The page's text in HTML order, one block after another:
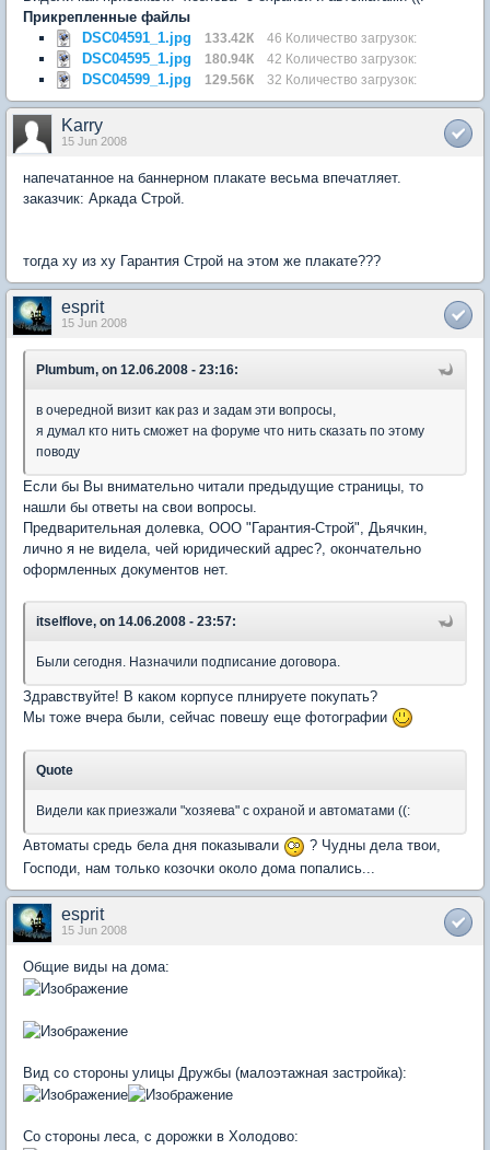
Прикрепленные файлы
DSC04591_1.jpg
133.42К 46 Количество загрузок:
DSC04595_1.jpg 180.94К 42 Количество загрузок:
DSC04599_1.jpg 129.56К 32 Количество загрузок:
Karry
15 Jun 2008
напечатанное на баннерном плакате весьма впечатляет.
заказчик: Аркада Строй.
тогда ху из ху Гарантия Строй на этом же плакате???
esprit
15 Jun 2008
Plumbum, on 12.06.2008 - 23:16:
в очередной визит как раз и задам эти вопросы,
я думал кто нить сможет на форуме что нить сказать по этому
поводу
Если бы Вы внимательно читали предыдущие страницы, то
нашли бы ответы на свои вопросы.
Предварительная долевка, ООО "Гарантия-Строй", Дьячкин,
лично я не видела, чей юридический адрес?, окончательно
оформленных документов нет.
itselflove, on 14.06.2008 - 23:57:
Были сегодня. Назначили подписание договора.
Здравствуйте! В каком корпусе плнируете покупать?
Мы тоже вчера были, сейчас повешу еще фотографии
Quote
Видели как приезжали "хозяева" с охраной и автоматами ((:
Автоматы средь бела дня показывали
? Чудны дела твои,
Господи, нам только козочки около дома попались...
esprit
15 Jun 2008
Общие виды на дома:
Вид со стороны улицы Дружбы (малоэтажная застройка):
Со стороны леса, с дорожки в Холодово: